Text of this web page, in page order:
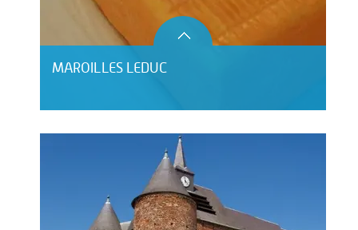
MAROILLES LEDUC